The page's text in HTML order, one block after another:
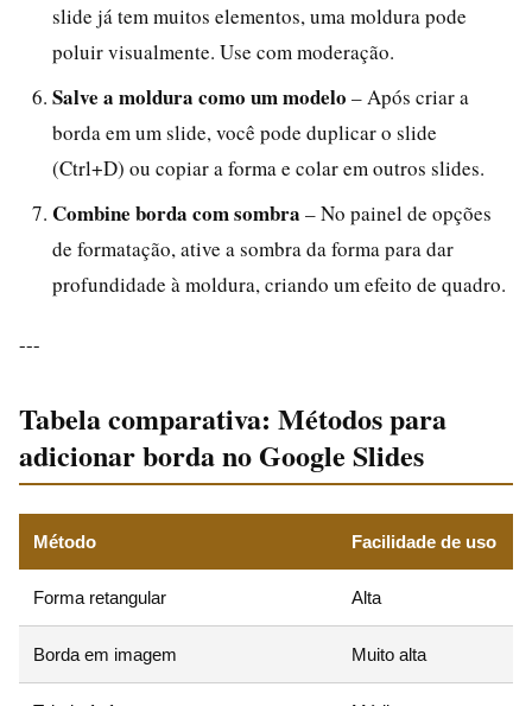
slide já tem muitos elementos, uma moldura pode
poluir visualmente. Use com moderação.
Salve a moldura como um modelo – Após criar a
borda em um slide, você pode duplicar o slide
(Ctrl+D) ou copiar a forma e colar em outros slides.
Combine borda com sombra – No painel de opções
de formatação, ative a sombra da forma para dar
profundidade à moldura, criando um efeito de quadro.
---
Tabela comparativa: Métodos para
adicionar borda no Google Slides
Método Facilidade de uso
Forma retangular Alta
Borda em imagem Muito alta